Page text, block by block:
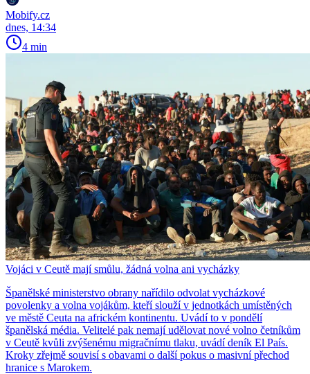
Mobify.cz
dnes, 14:34
4 min
Vojáci v Ceutě mají smůlu, žádná volna ani vycházky
Španělské ministerstvo obrany nařídilo odvolat vycházkové
povolenky a volna vojákům, kteří slouží v jednotkách umístěných
ve městě Ceuta na africkém kontinentu. Uvádí to v pondělí
španělská média. Velitelé pak nemají udělovat nové volno četníkům
v Ceutě kvůli zvýšenému migračnímu tlaku, uvádí deník El País.
Kroky zřejmě souvisí s obavami o další pokus o masivní přechod
hranice s Marokem.